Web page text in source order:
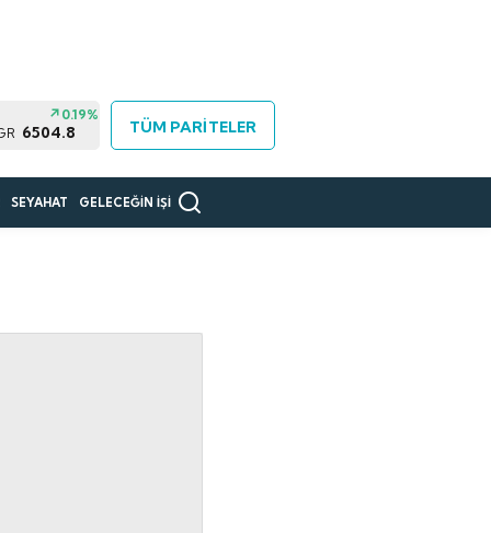
6504.8
0.19%
TÜM PARİTELER
SEYAHAT GELECEĞİN İŞİ